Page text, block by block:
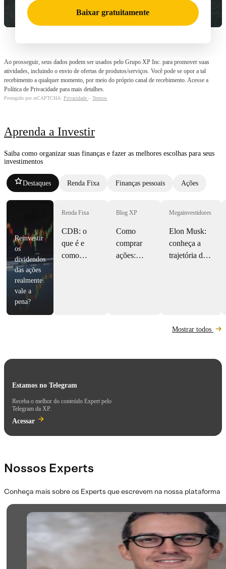
Baixar gratuitamente
Ao prosseguir, seus dados podem ser usados pelo Grupo XP Inc. para promover suas
atividades, incluindo o envio de ofertas de produtos/serviços. Você pode se opor a tal
recebimento a qualquer momento, por meio do próprio canal de recebimento. Acesse a
Política de Privacidade para mais detalhes.
Protegido por reCAPTCHA: Privacidade – Termos
Aprenda a Investir
Saiba como organizar suas finanças e fazer as melhores escolhas para seus
investimentos
Destaques Renda Fixa Finanças pessoais Ações
Reinvestir
os
dividendos
das ações
realmente
vale a
pena?
Renda Fixa
CDB: o
que é e
como
Blog XP
Como
comprar
ações:
Megainvestidores
Elon Musk:
conheça a
trajetória do
Mostrar todos
Estamos no Telegram
Receba o melhor do conteúdo Expert pelo
Telegram da XP.
Acessar
Nossos Experts
Conheça mais sobre os Experts que escrevem na nossa plataforma